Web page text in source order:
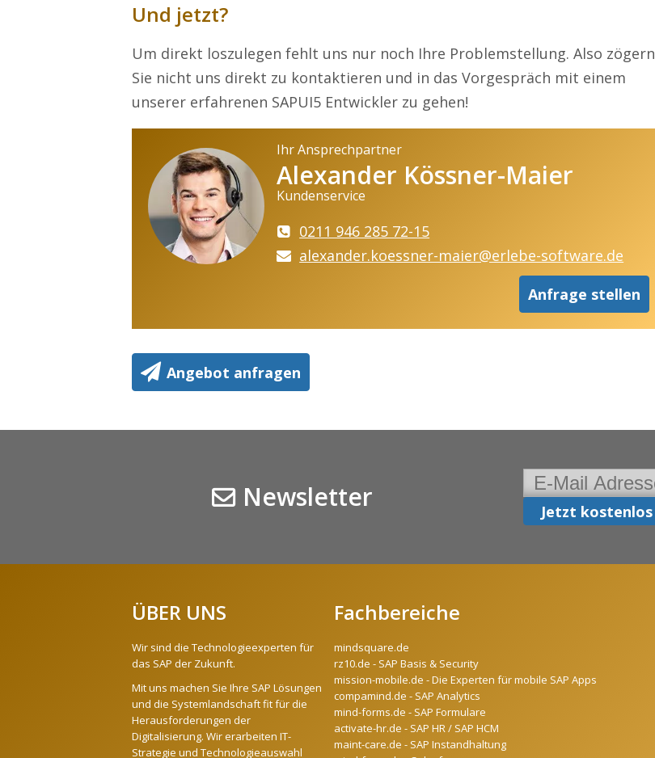
Und jetzt?
Um direkt loszulegen fehlt uns nur noch Ihre Problemstellung. Also zögern
Sie nicht uns direkt zu kontaktieren und in das Vorgespräch mit einem
unserer erfahrenen SAPUI5 Entwickler zu gehen!
Ihr Ansprechpartner
Alexander Kössner-Maier
Kundenservice
0211 946 285 72-15
alexander.koessner-maier@erlebe-software.de
Anfrage stellen
Angebot anfragen
Newsletter
ÜBER UNS
Wir sind die Technologieexperten für
das SAP der Zukunft.
Mit uns machen Sie Ihre SAP Lösungen
und die Systemlandschaft fit für die
Herausforderungen der
Digitalisierung. Wir erarbeiten IT-
Strategie und Technologieauswahl
Fachbereiche
mindsquare.de
rz10.de - SAP Basis & Security
mission-mobile.de - Die Experten für mobile SAP Apps
compamind.de - SAP Analytics
mind-forms.de - SAP Formulare
activate-hr.de - SAP HR / SAP HCM
maint-care.de - SAP Instandhaltung